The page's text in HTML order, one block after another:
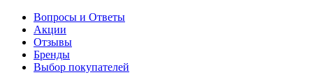
Вопросы и Ответы
Акции
Отзывы
Бренды
Выбор покупателей